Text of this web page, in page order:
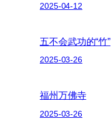
2025-04-12
五不会武功的“竹”
2025-03-26
福州万佛寺
2025-03-26